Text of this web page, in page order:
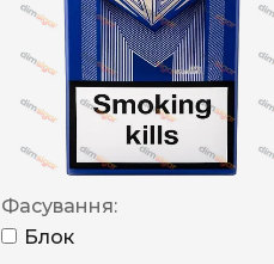
Фасування:
Блок